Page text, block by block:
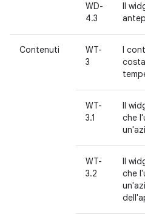
WD-
4.3
Il
Contenuti
WT-
3
I
WT-
3.1
Il
che
WT-
3.2
Il
che